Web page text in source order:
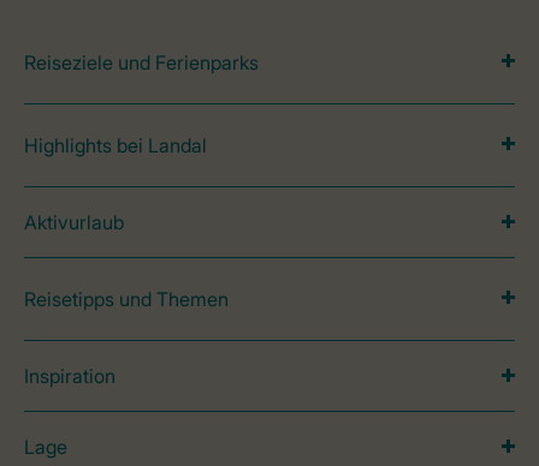
Reiseziele und Ferienparks
Highlights bei Landal
Aktivurlaub
Reisetipps und Themen
Inspiration
Lage